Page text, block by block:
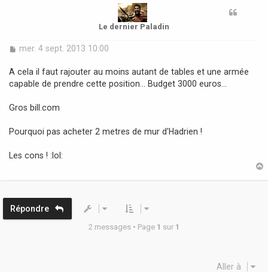
Le dernier Paladin
M
s
a
e
mer. 4 sept. 2013 10:00
A cela il faut rajouter au moins autant de tables et une armée
capable de prendre cette position... Budget 3000 euros...
Gros bill.com
Pourquoi pas acheter 2 metres de mur d'Hadrien !
Les cons ! :lol:
Répondre
2 messages • Page 1 sur 1
Aller à